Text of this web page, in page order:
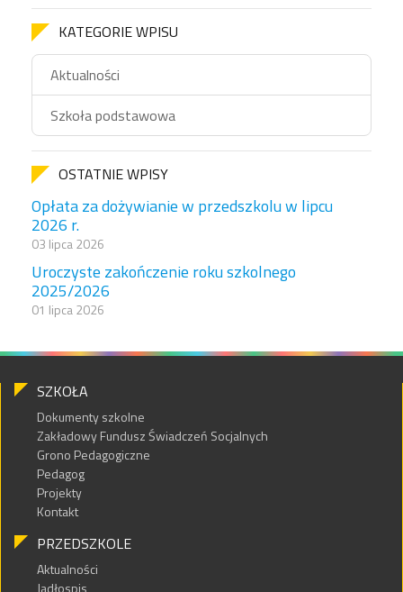
KATEGORIE WPISU
Aktualności
Szkoła podstawowa
OSTATNIE WPISY
Opłata za dożywianie w przedszkolu w lipcu
2026 r.
03 lipca 2026
Uroczyste zakończenie roku szkolnego
2025/2026
01 lipca 2026
SZKOŁA
Dokumenty szkolne
Zakładowy Fundusz Świadczeń Socjalnych
Grono Pedagogiczne
Pedagog
Projekty
Kontakt
PRZEDSZKOLE
Aktualności
Jadłospis